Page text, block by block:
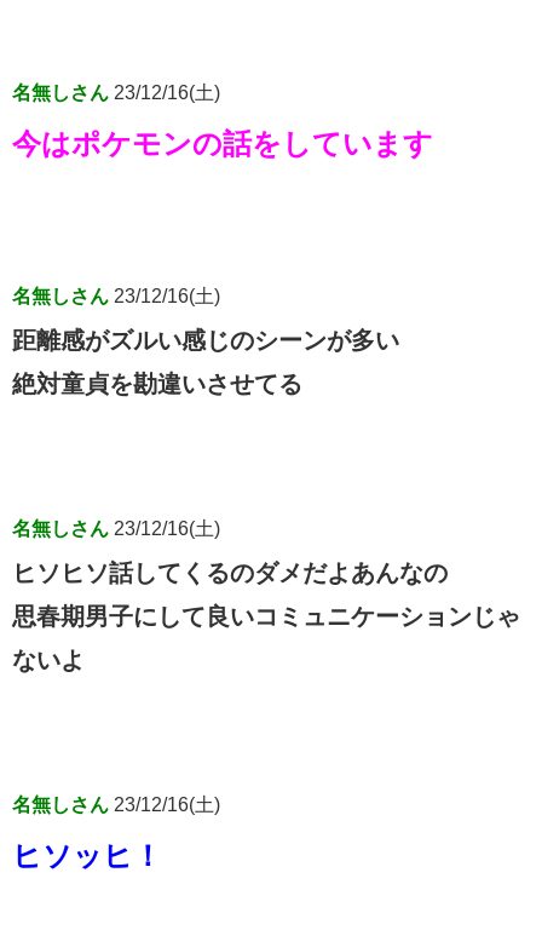
名無しさん 23/12/16(土)
今はポケモンの話をしています
名無しさん 23/12/16(土)
距離感がズルい感じのシーンが多い
絶対童貞を勘違いさせてる
名無しさん 23/12/16(土)
ヒソヒソ話してくるのダメだよあんなの
思春期男子にして良いコミュニケーションじゃ
ないよ
名無しさん 23/12/16(土)
ヒソッヒ！